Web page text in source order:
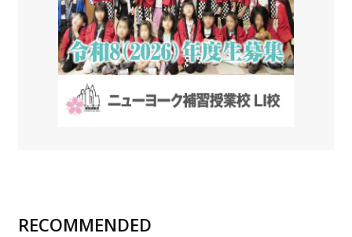
RECOMMENDED